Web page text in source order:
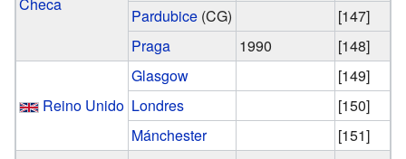
Checa
Pardubice (CG)
[147]
Praga
1990 [148]
Reino Unido
Glasgow
[149]
Londres
[150]
Mánchester
[151]